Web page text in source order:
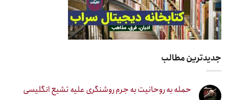
جدیدترین مطالب
حمله به روحانیت به جرم روشنگری علیه تشیع انگلیسی